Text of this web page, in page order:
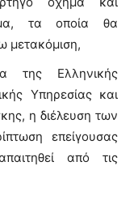
τα οποία θα
μετακόμιση,
της Ελληνικής
Υπηρεσίας και
η διέλευση των
επείγουσας
από τις